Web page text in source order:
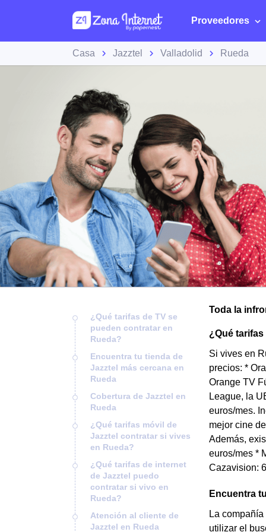
Proveedores
Casa Jazztel Valladolid Rueda
¿Qué tarifas de TV se
pueden contratar en
Rueda?
Encuentra tu tienda de
Jazztel más cercana en
Rueda
Cobertura de Jazztel en
Rueda
¿Qué tarifas móvil de
Jazztel contratar si vives
en Rueda?
¿Qué tarifas de internet
de Jazztel puedo
contratar si vivo en
Rueda?
Atención al cliente de
Jazztel en Rueda
Toda la
¿Qué
Si vives en
precios: *
Orange TV
League, la
euros/mes.
mejor cine
Además,
euros/mes *
Cazavision:
Encuentra
La
utilizar el